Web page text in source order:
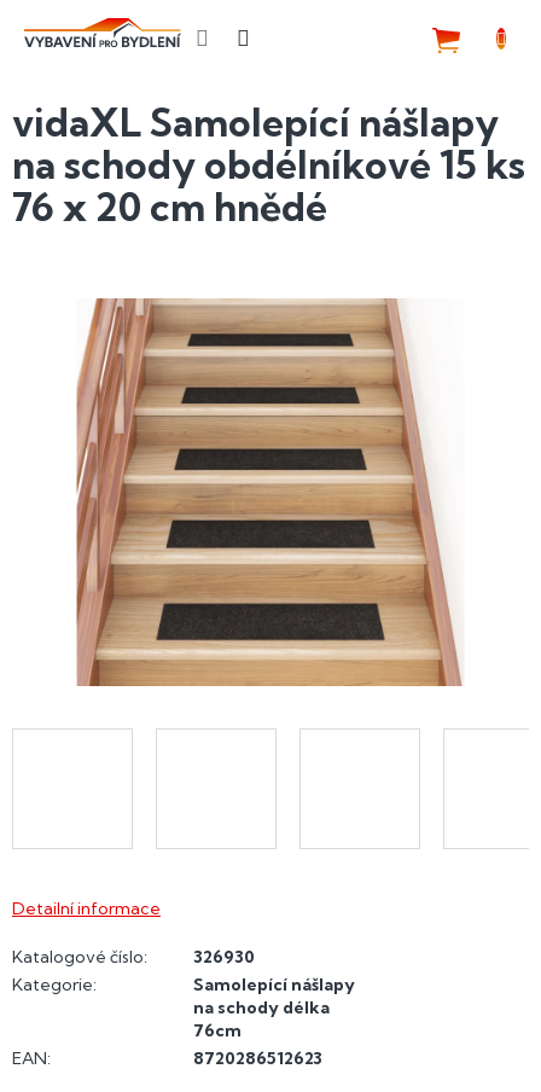
vidaXL Samolepící nášlapy
na schody obdélníkové 15 ks
76 x 20 cm hnědé
Detailní informace
Katalogové číslo:
326930
Kategorie:
Samolepící nášlapy
na schody délka
76cm
EAN: 8720286512623